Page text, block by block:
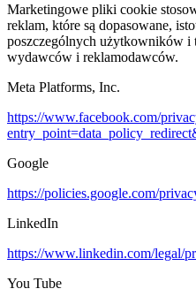
Marketingowe pliki cookie
reklam, które są dopasowane,
poszczególnych użytkowników i
wydawców i reklamodawców.
Meta Platforms, Inc.
https://www.facebook.com/
Google
https://policies.google.com/
LinkedIn
https://www.linkedin.com/legal/
You Tube